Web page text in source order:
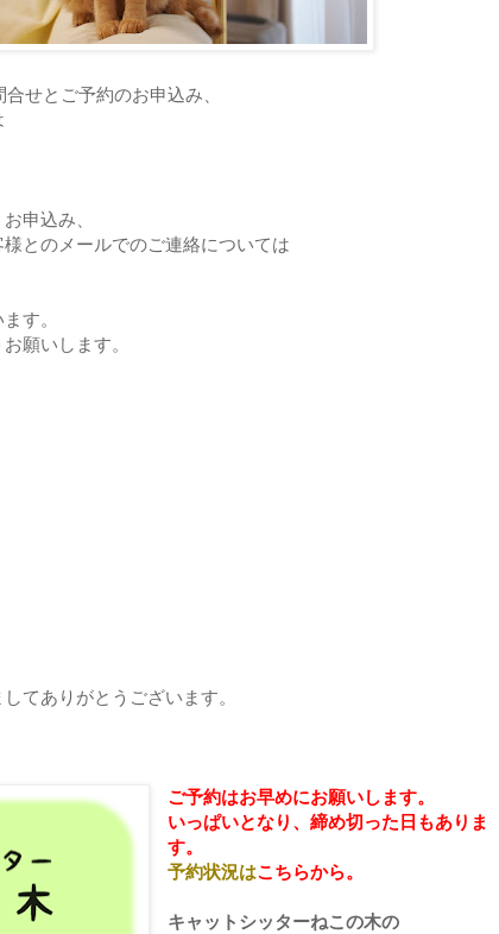
せとご予約のお申込み、
申込み、
とのメールでのご連絡については
す。
願いします。
てありがとうございます。
ご予約はお早めにお願いします。
いっぱいとなり、締め切った日もありま
す。
予約状況はこちらから。
キャットシッターねこの木の